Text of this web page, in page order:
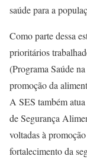
saúde para a
Como parte dessa
prioritários
(Programa Saúde
promoção da
A SES também
de Segurança
voltadas à
fortalecimento da